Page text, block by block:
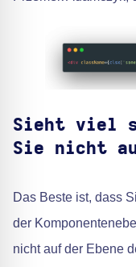
Sieht viel
Sie nicht
Das Beste ist, dass
der
nicht auf der Ebene